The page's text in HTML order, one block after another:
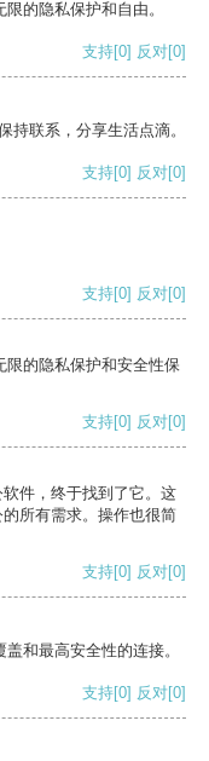
的隐私保护和自由。
支持[0] 反对[0]
持联系，分享生活点滴。
支持[0] 反对[0]
支持[0] 反对[0]
限的隐私保护和安全性保
支持[0] 反对[0]
件，终于找到了它。这
所有需求。操作也很简
支持[0] 反对[0]
和最高安全性的连接。
支持[0] 反对[0]